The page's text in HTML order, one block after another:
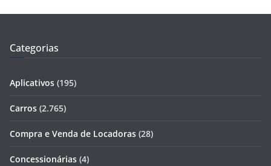
Categorias
Aplicativos (195)
Carros (2.765)
Compra e Venda de Locadoras (28)
Concessionárias (4)